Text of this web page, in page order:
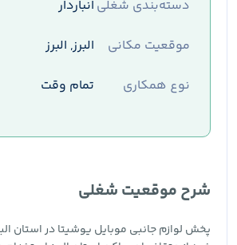
دسته‌بندی شغلی انباردار
موقعیت مکانی
البرز, البرز
نوع همکاری
تمام وقت
شرح موقعیت شغلی
پخش لوازم جانبی موبایل یوشیتا در استان